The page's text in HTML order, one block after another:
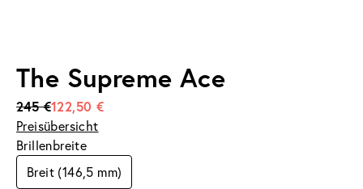
The Supreme Ace
245 €122,50 €
Preisübersicht
Brillenbreite
Breit (146,5 mm)